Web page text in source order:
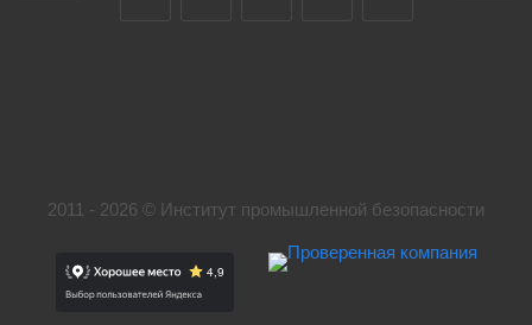
2011 - 2026 © Институт промышленной безопасности